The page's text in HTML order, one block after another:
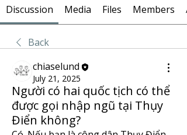
Discussion Media Files Members
Back
chiaselund
July 21, 2025
Người có hai quốc tịch có thể
được gọi nhập ngũ tại Thụy
Điển không?